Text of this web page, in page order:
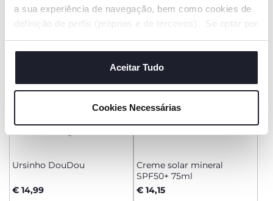
a sua experiência de navegação, bem como cookies de
definição de perfis (próprios e de terceiros). Se optar por
“aceitar todos” está a consentir na utilização de todos os
cookies. Se quiser saber mais, alterar ou revogar o
consentimento de todos ou de alguns cookies, clique em
"mostrar detalhes". Ao fechar este aviso, está a
são necessários e essenciais para garantir o
funcionamento desta página.
Aceitar Tudo
Cookies Necessárias
Ursinho DouDou
€ 14,99
Creme solar mineral
SPF50+ 75ml
€ 14,15